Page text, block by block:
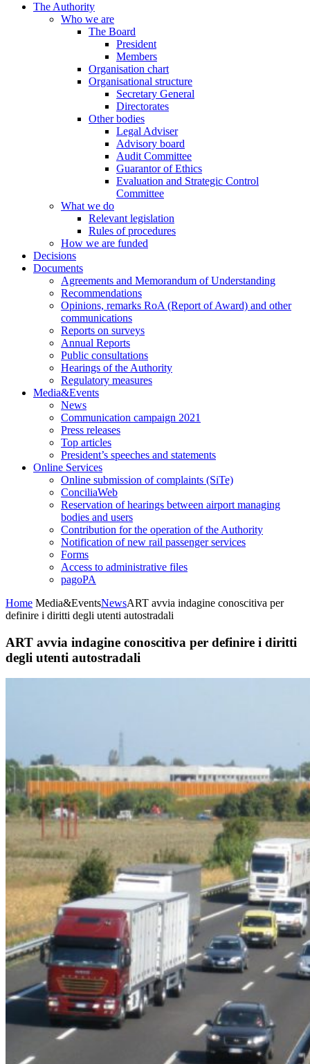
The Authority
Who we are
The Board
President
Members
Organisation chart
Organisational structure
Secretary General
Directorates
Other bodies
Legal Adviser
Advisory board
Audit Committee
Guarantor of Ethics
Evaluation and Strategic Control
Committee
What we do
Relevant legislation
Rules of procedures
How we are funded
Decisions
Documents
Agreements and Memorandum of Understanding
Recommendations
Opinions, remarks RoA (Report of Award) and other
communications
Reports on surveys
Annual Reports
Public consultations
Hearings of the Authority
Regulatory measures
Media&Events
News
Communication campaign 2021
Press releases
Top articles
President’s speeches and statements
Online Services
Online submission of complaints (SiTe)
ConciliaWeb
Reservation of hearings between airport managing
bodies and users
Contribution for the operation of the Authority
Notification of new rail passenger services
Forms
Access to administrative files
pagoPA
Home Media&EventsNewsART avvia indagine conoscitiva per
definire i diritti degli utenti autostradali
ART avvia indagine conoscitiva per definire i diritti
degli utenti autostradali